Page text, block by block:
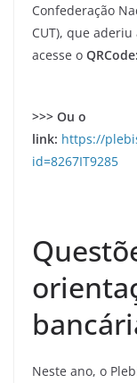
Confederação
CUT), que
acesse o QRCode:
>>> Ou o
link: https://
id=8267IT9285
Neste ano, o